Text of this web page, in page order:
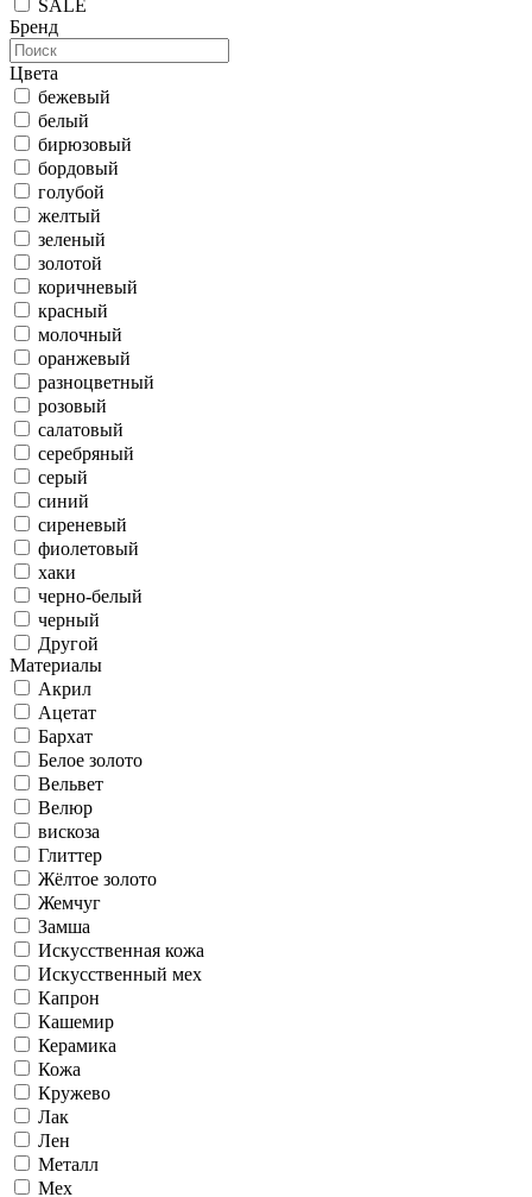
SALE
Бренд
Цвета
бежевый
белый
бирюзовый
бордовый
голубой
желтый
зеленый
золотой
коричневый
красный
молочный
оранжевый
разноцветный
розовый
салатовый
серебряный
серый
синий
сиреневый
фиолетовый
хаки
черно-белый
черный
Другой
Материалы
Акрил
Ацетат
Бархат
Белое золото
Вельвет
Велюр
вискоза
Глиттер
Жёлтое золото
Жемчуг
Замша
Искусственная кожа
Искусственный мех
Капрон
Кашемир
Керамика
Кожа
Кружево
Лак
Лен
Металл
Мех